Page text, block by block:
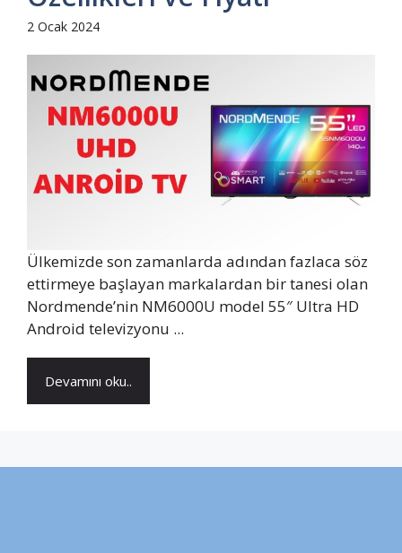
2 Ocak 2024
Ülkemizde son zamanlarda adından fazlaca söz
ettirmeye başlayan markalardan bir tanesi olan
Nordmende’nin NM6000U model 55″ Ultra HD
Android televizyonu ...
Devamını oku..